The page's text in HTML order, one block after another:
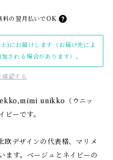
料の 翌月払いでOK
)にお届けします（お届け先によ
される場合があります）。
確認する
unikko（ウニッ
ーです。
欧デザインの代表格、マリメ
ます。ベージュとネイビーの